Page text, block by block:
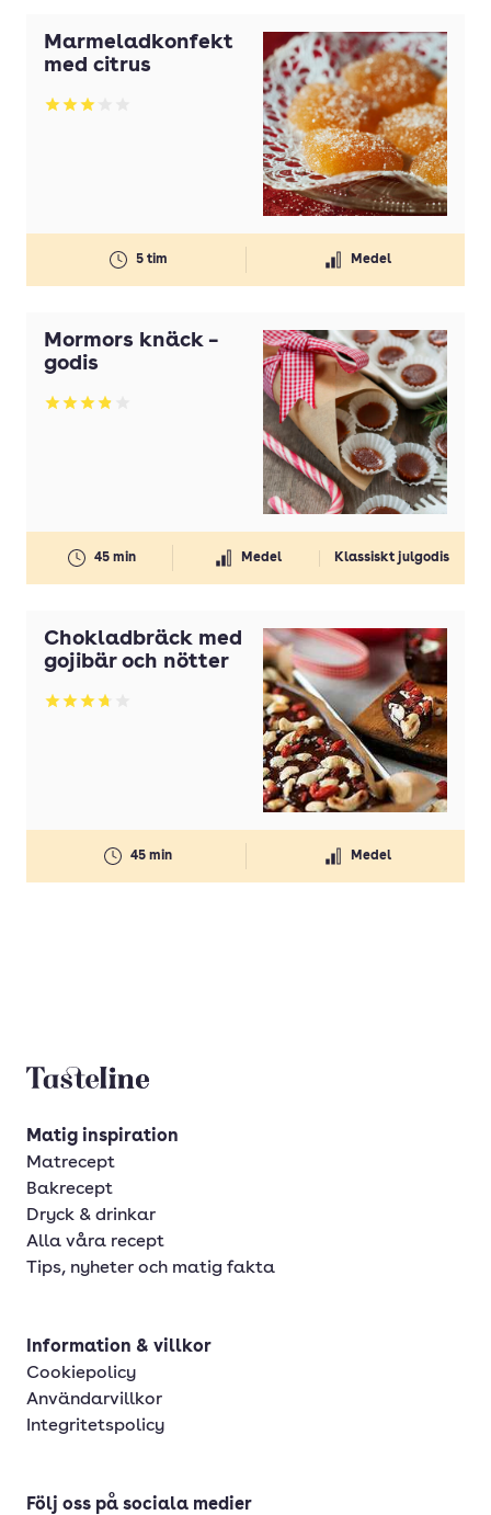
Marmeladkonfekt
med citrus
Betyg: 3.04 av 5
5 tim Medel
Mormors knäck –
godis
Betyg: 3.89 av 5
45 min Medel Klassiskt julgodis
Chokladbräck med
gojibär och nötter
Betyg: 3.69 av 5
45 min Medel
Tasteline startsida
Matig inspiration
Matrecept
Bakrecept
Dryck & drinkar
Alla våra recept
Tips, nyheter och matig fakta
Information & villkor
Cookiepolicy
Användarvillkor
Integritetspolicy
Följ oss på sociala medier